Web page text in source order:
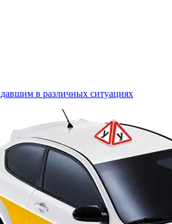
в различных ситуациях